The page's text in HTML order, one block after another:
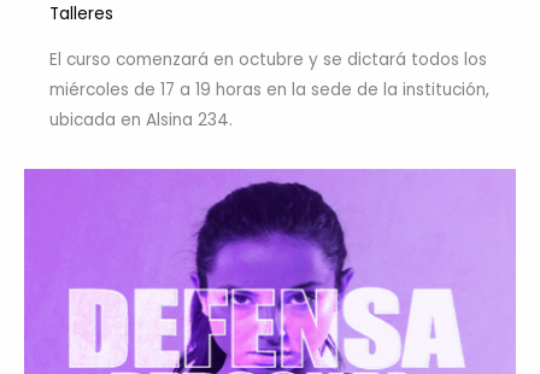
Talleres
El curso comenzará en octubre y se dictará todos los
miércoles de 17 a 19 horas en la sede de la institución,
ubicada en Alsina 234.